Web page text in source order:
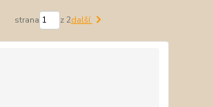
strana z 2další